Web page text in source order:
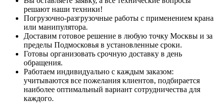
решают наши техники!
Погрузочно-разгрузочные работы с применением крана
или манипулятора.
Доставим готовое решение в любую точку Москвы и за
пределы Подмосковья в установленные сроки.
Готовы организовать срочную доставку в день
обращения.
Работаем индивидуально с каждым заказом:
учитываются все пожелания клиентов, подбирается
наиболее оптимальный вариант сотрудничества для
каждого.